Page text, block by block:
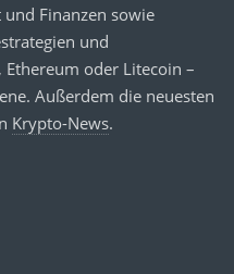
Finanzen sowie
und
oder Litecoin –
Außerdem die neuesten
Krypto-News.